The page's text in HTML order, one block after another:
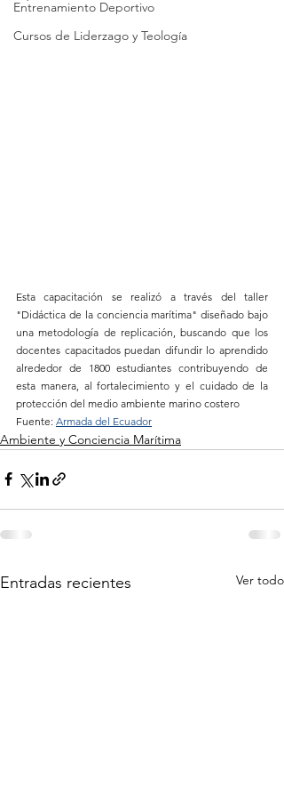
Entrenamiento Deportivo
Cursos de Liderzago y Teología
Esta capacitación se realizó a través del taller
"Didáctica de la conciencia marítima" diseñado bajo
una metodología de replicación, buscando que los
docentes capacitados puedan difundir lo aprendido
alrededor de 1800 estudiantes contribuyendo de
esta manera, al fortalecimiento y el cuidado de la
protección del medio ambiente marino costero
Fuente: Armada del Ecuador
Ambiente y Conciencia Marítima
Entradas recientes Ver todo